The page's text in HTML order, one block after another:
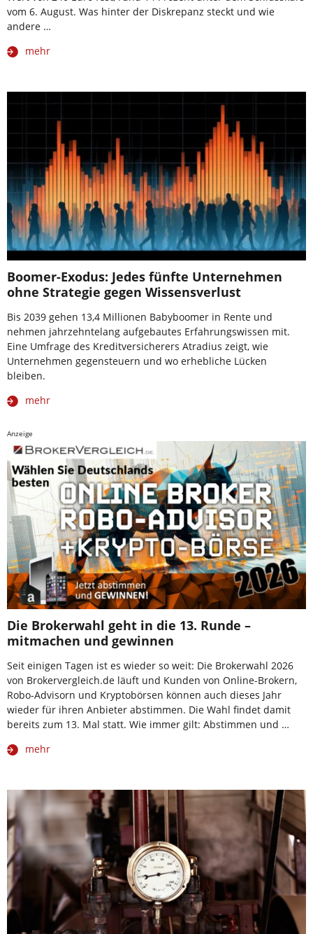
vom 6. August. Was hinter der Diskrepanz steckt und wie
andere …
mehr
Boomer-Exodus: Jedes fünfte Unternehmen
ohne Strategie gegen Wissensverlust
Bis 2039 gehen 13,4 Millionen Babyboomer in Rente und
nehmen jahrzehntelang aufgebautes Erfahrungswissen mit.
Eine Umfrage des Kreditversicherers Atradius zeigt, wie
Unternehmen gegensteuern und wo erhebliche Lücken
bleiben.
mehr
Anzeige
Die Brokerwahl geht in die 13. Runde –
mitmachen und gewinnen
Seit einigen Tagen ist es wieder so weit: Die Brokerwahl 2026
von Brokervergleich.de läuft und Kunden von Online-Brokern,
Robo-Advisorn und Kryptobörsen können auch dieses Jahr
wieder für ihren Anbieter abstimmen. Die Wahl findet damit
bereits zum 13. Mal statt. Wie immer gilt: Abstimmen und …
mehr